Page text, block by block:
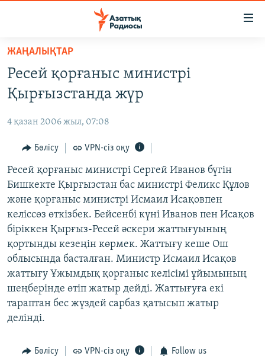
Skip
main
content
to
Navigation
Skip
to
Search
AZATTYQTV
ҚАҢТАР ОҚИҒАСЫ
АДАМ ҚҰҚЫҚТАРЫ
ӘЛЕУМЕТ
ӘЛЕМ
АРНАЙЫ ЖОБАЛАР
Русский
ЖАЗЫЛЫҢЫЗ
ЖАҢАЛЫҚТАР
Ресей қорғаныс министрі
Қырғызстанда жүр
4 қазан 2006 жыл, 07:08
Бөлісу VPN-сіз оқу
Ресей қорғаныс министрі Сергей Иванов бүгін
Бишкекте Қырғызстан бас министрі Феликс Құлов
және қорғаныс министрі Исмаил Исақовпен
келіссөз өткізбек. Бейсенбі күні Иванов пен Исақов
біріккен Қырғыз-Ресей әскери жаттығуының
қортынды кезеңін көрмек. Жаттығу кеше Ош
облысында басталған. Министр Исмаил Исақов
жаттығу Ұжымдық қорғаныс келісімі ұйымының
шеңберінде өтіп жатыр дейді. Жаттығуға екі
тараптан бес жүздей сарбаз қатысып жатыр
делінді.
Бөлісу VPN-сіз оқу Follow us